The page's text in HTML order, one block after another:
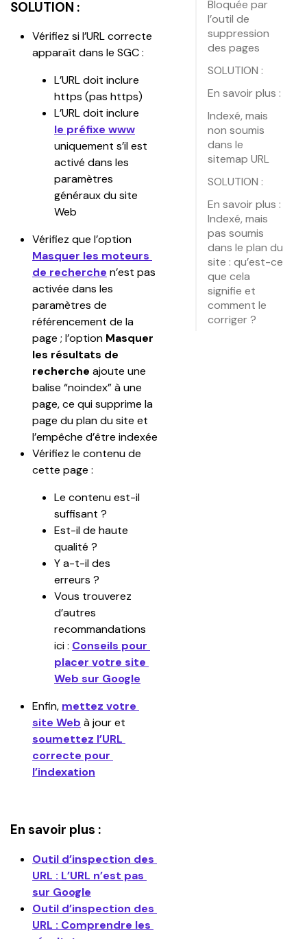
SOLUTION :
Vérifiez si l’URL correcte
apparaît dans le SGC :
L’URL doit inclure
https (pas https)
L’URL doit inclure
le préfixe www
uniquement s’il est
activé dans les
paramètres
généraux du site
Web
Vérifiez que l’option
Masquer les moteurs
de recherche n’est pas
activée dans les
paramètres de
référencement de la
page ; l’option Masquer
les résultats de
recherche ajoute une
balise “noindex” à une
page, ce qui supprime la
page du plan du site et
l’empêche d’être indexée
Vérifiez le contenu de
cette page :
Le contenu est-il
suffisant ?
Est-il de haute
qualité ?
Y a-t-il des
erreurs ?
Vous trouverez
d’autres
recommandations
ici : Conseils pour
placer votre site
Web sur Google
Enfin, mettez votre
site Web à jour et
soumettez l’URL
correcte pour
l’indexation
En savoir plus :
Outil d’inspection des
URL : L’URL n’est pas
sur Google
Outil d’inspection des
URL : Comprendre les
Bloquée par
l’outil de
suppression
des pages
SOLUTION :
En savoir plus :
Indexé, mais
non soumis
dans le
sitemap URL
SOLUTION :
En savoir plus :
Indexé, mais
pas soumis
dans le plan du
site : qu’est-ce
que cela
signifie et
comment le
corriger ?